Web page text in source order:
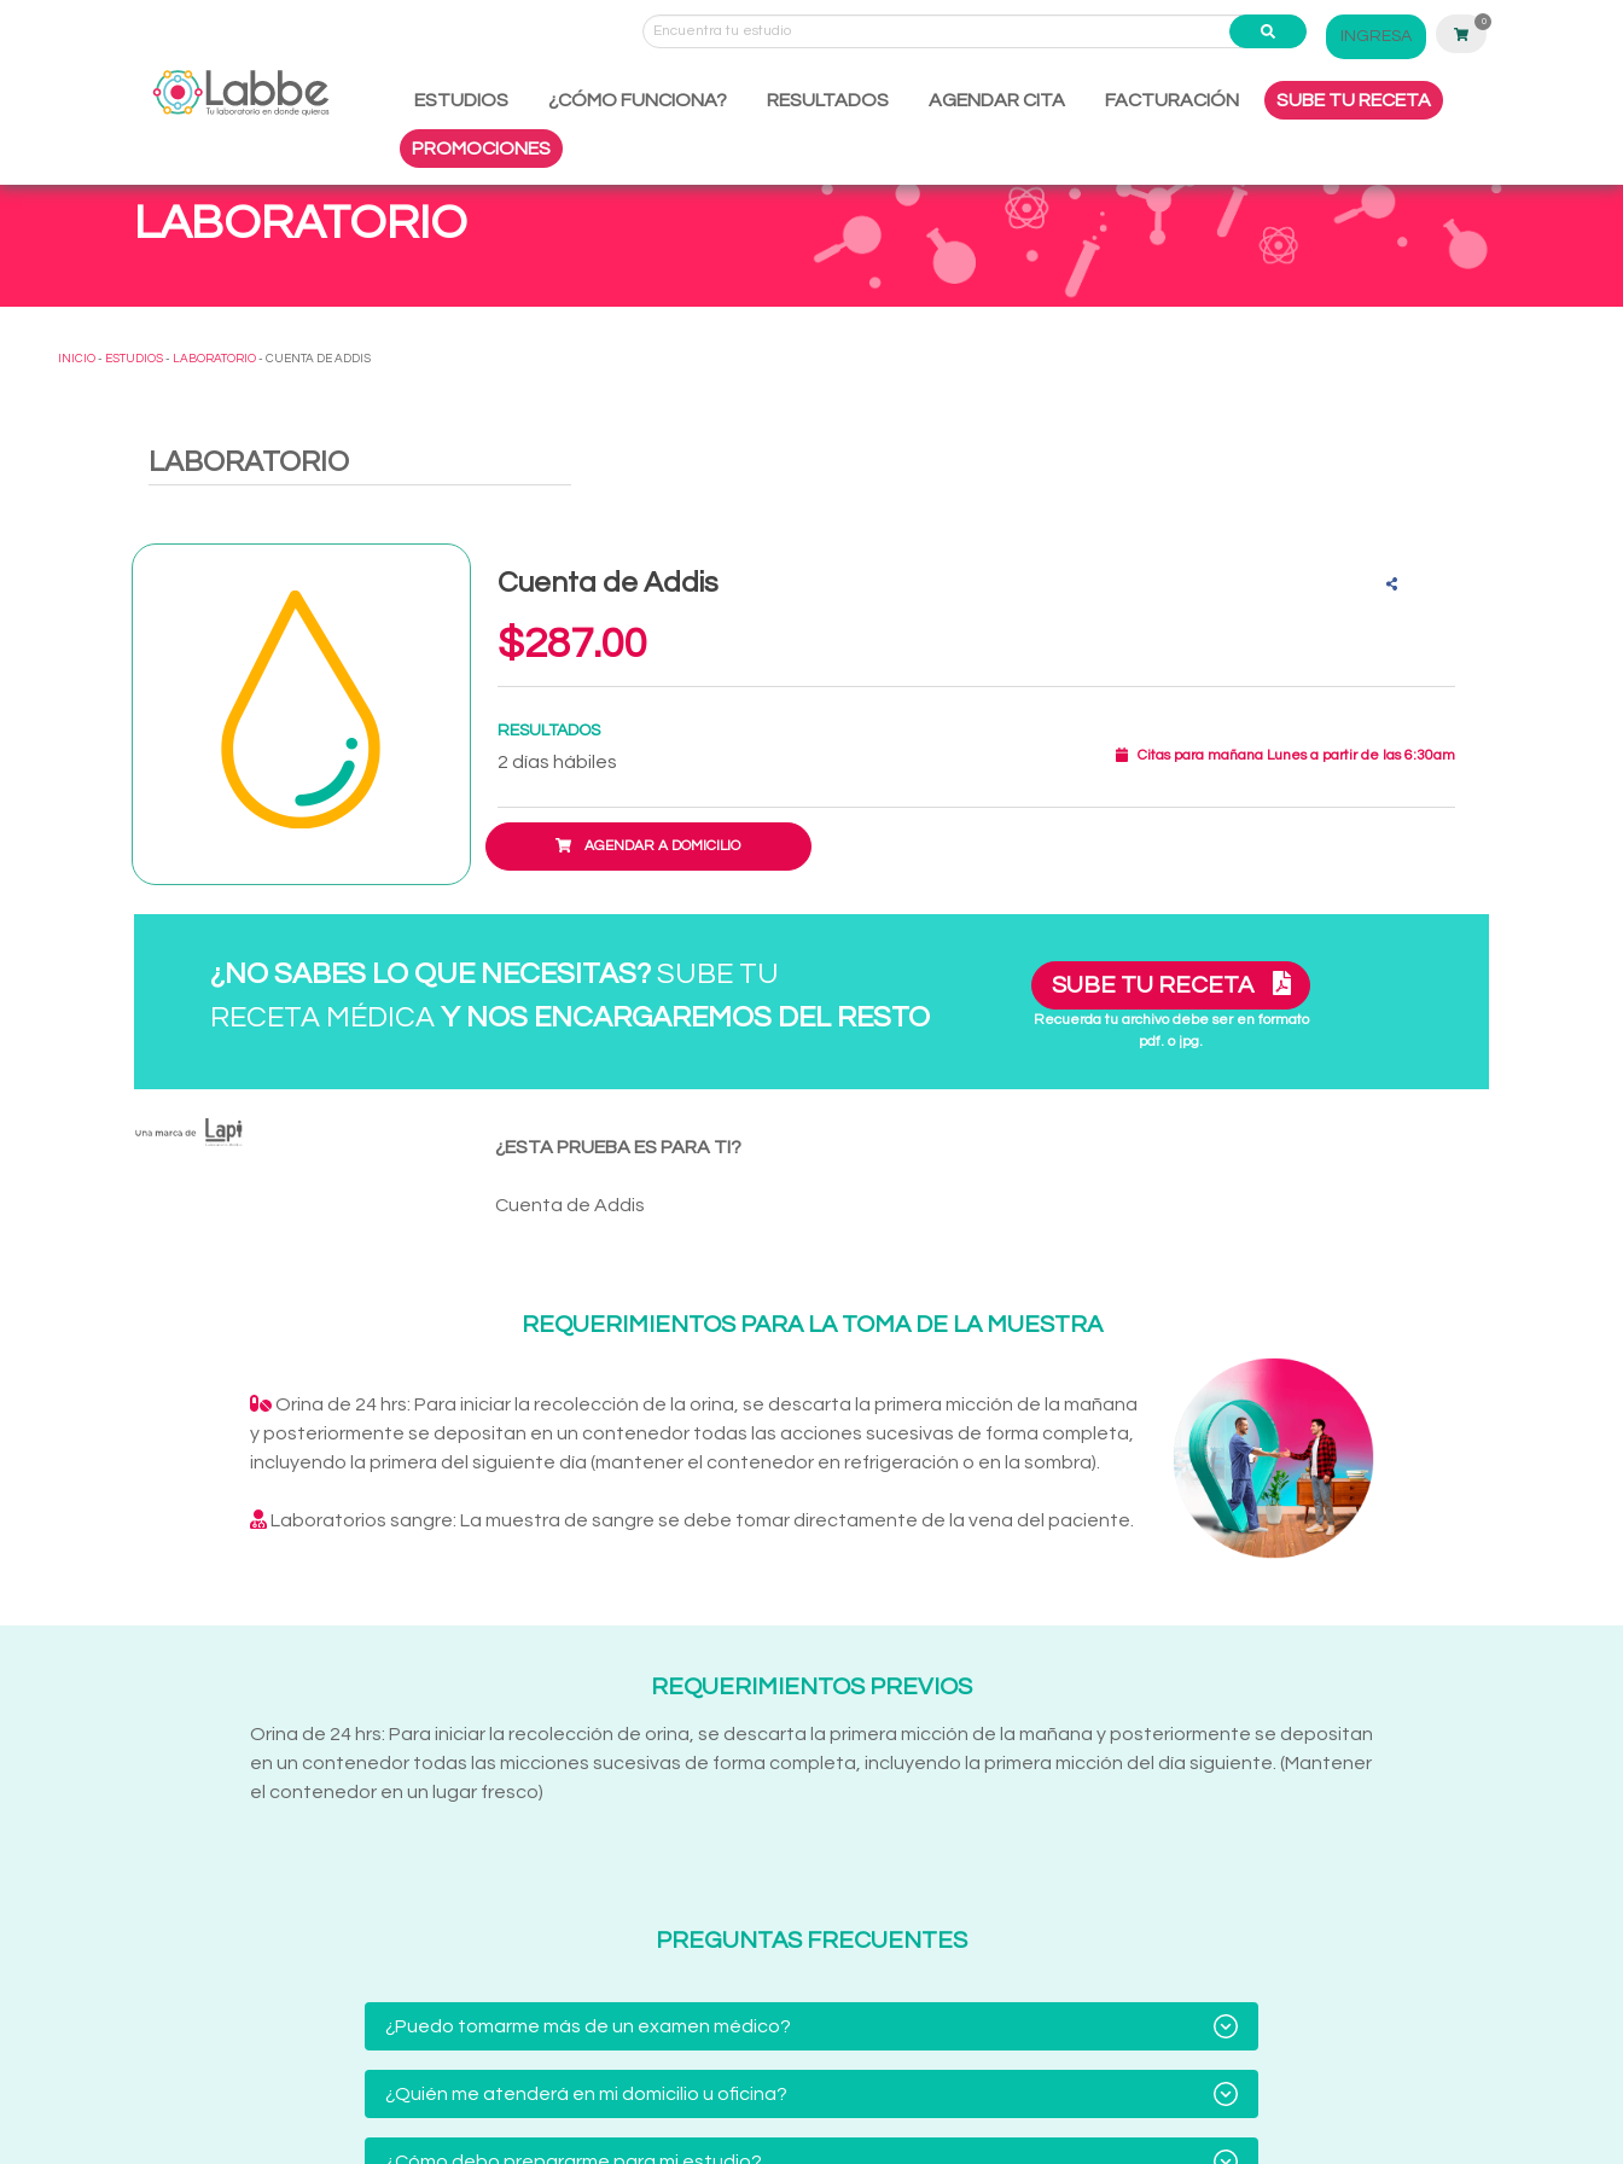
INGRESA
0
ESTUDIOS ¿CÓMO FUNCIONA? RESULTADOS AGENDAR CITA FACTURACIÓN SUBE TU RECETA
PROMOCIONES
LABORATORIO
INICIO - ESTUDIOS - LABORATORIO - CUENTA DE ADDIS
LABORATORIO
Cuenta de Addis
$287.00
RESULTADOS
2 días hábiles Citas para mañana Lunes a partir de las 6:30am
AGENDAR A DOMICILIO
¿NO SABES LO QUE NECESITAS? SUBE TU
RECETA MÉDICA Y NOS ENCARGAREMOS DEL RESTO
SUBE TU RECETA
Recuerda tu archivo debe ser en formato
pdf. o jpg.
¿ESTA PRUEBA ES PARA TI?
Cuenta de Addis
REQUERIMIENTOS PARA LA TOMA DE LA MUESTRA
Orina de 24 hrs: Para iniciar la recolección de la orina, se descarta la primera micción de la mañana
y posteriormente se depositan en un contenedor todas las acciones sucesivas de forma completa,
incluyendo la primera del siguiente día (mantener el contenedor en refrigeración o en la sombra).
Laboratorios sangre: La muestra de sangre se debe tomar directamente de la vena del paciente.
REQUERIMIENTOS PREVIOS
Orina de 24 hrs: Para iniciar la recolección de orina, se descarta la primera micción de la mañana y posteriormente se depositan
en un contenedor todas las micciones sucesivas de forma completa, incluyendo la primera micción del día siguiente. (Mantener
el contenedor en un lugar fresco)
PREGUNTAS FRECUENTES
¿Puedo tomarme más de un examen médico?
¿Quién me atenderá en mi domicilio u oficina?